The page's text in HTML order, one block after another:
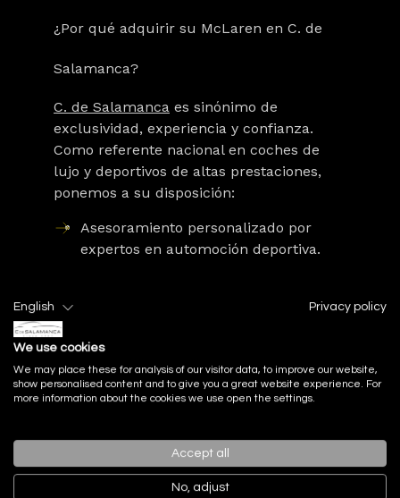
¿Por qué adquirir su McLaren en C. de
Salamanca?
C. de Salamanca es sinónimo de
exclusividad, experiencia y confianza.
Como referente nacional en coches de
lujo y deportivos de altas prestaciones,
ponemos a su disposición:
Asesoramiento personalizado por
expertos en automoción deportiva.
Certificación y revisión previa de cada
unidad.
Posibilidad de entrega a domicilio y
gestión de transporte cerrado.
English Privacy policy
We use cookies
We may place these for analysis of our visitor data, to improve our website,
show personalised content and to give you a great website experience. For
more information about the cookies we use open the settings.
Accept all
No, adjust